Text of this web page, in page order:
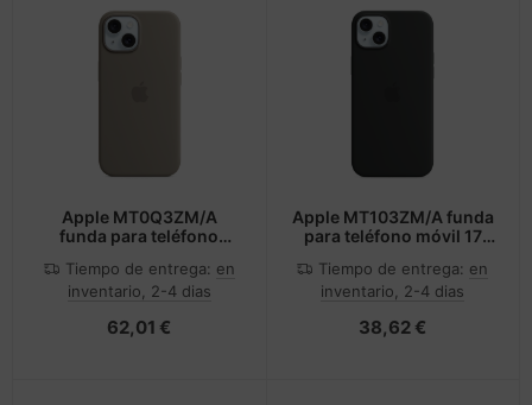
Apple MT0Q3ZM/A
funda para teléfono
Marrón
Tiempo de entrega: en
inventario, 2-4 dias
62,01 €
Apple MT103ZM/A funda
para teléfono móvil 17
Tiempo de entrega: en
inventario, 2-4 dias
38,62 €